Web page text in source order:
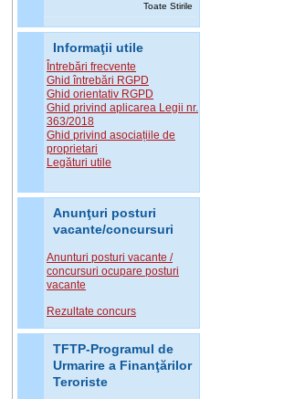
Toate Stirile
Informaţii utile
Întrebări frecvente
Ghid întrebări RGPD
Ghid orientativ RGPD
Ghid privind aplicarea Legii nr.
363/2018
Ghid privind asociațiile de
proprietari
Legături utile
Anunţuri posturi
vacante/concursuri
Anunturi posturi vacante /
concursuri ocupare posturi
vacante
Rezultate concurs
TFTP-Programul de
Urmarire a Finanţărilor
Teroriste